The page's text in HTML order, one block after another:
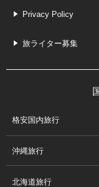
Privacy Policy
旅ライター募集
格安国内旅行
沖縄旅行
北海道旅行